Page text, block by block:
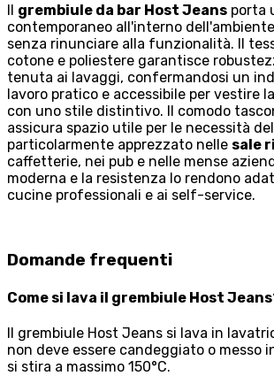
Il grembiule da bar Host Jeans porta
contemporaneo all'interno
senza rinunciare alla funzionalità. Il
cotone e poliestere garantisce
tenuta ai lavaggi, confermandosi un
lavoro pratico e accessibile per vestire
con uno stile distintivo. Il comodo
assicura spazio utile per le necessità
particolarmente apprezzato nelle sale
caffetterie, nei pub e nelle mense
moderna e la resistenza lo rendono
cucine professionali e ai self-service.
Domande frequenti
Come si lava il grembiule Host
Il grembiule Host Jeans si lava in
non deve essere candeggiato o messo
si stira a massimo 150°C.